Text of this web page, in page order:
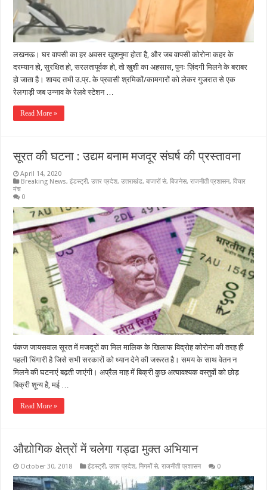
लखनऊ। घर वापसी का हर अवसर खुशनुमा होता है, और जब वापसी कोरोना कहर के
दरम्यान हो, सुरक्षित हो, सरलतापूर्वक हो, तो खुशी का अहसास, पुनः ज़िंदगी मिलने के बराबर
हो जाता है। शायद तभी उ.प्र. के प्रवासी श्रमिकों/कामगारों को लेकर गुजरात से एक
रेलगाड़ी जब उन्नाव के रेलवे स्टेशन …
Read More »
सूरत की घटना : उद्यम बनाम मजदूर संघर्ष की प्रस्तावना
April 14, 2020
Breaking News,इंडस्ट्री,उत्तर प्रदेश,उत्तराखंड,बाजारों से,बिज़नेस,राजनीती प्रशासन,विचार
मंच
0
पंकज जायसवाल सूरत में मजदूरों का मिल मालिक के खिलाफ विद्रोह कोरोना की तरह ही
पहली चिंगारी है जिसे सभी सरकारों को ध्यान देने की जरूरत है। समय के साथ वेतन न
मिलने की घटनाएं बढ़ती जाएंगी। अप्रैल माह में बिक्री कुछ अत्यावश्यक वस्तुवों को छोड़
बिक्री शून्य है, मई …
Read More »
औद्योगिक क्षेत्रों में चलेगा गड्ढा मुक्त अभियान
October 30, 2018 इंडस्ट्री,उत्तर प्रदेश,निगमों से,राजनीती प्रशासन 0